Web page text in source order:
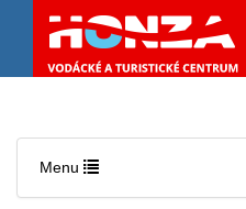
Toggle
Menu